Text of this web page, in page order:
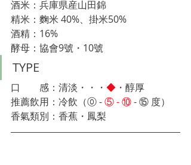
酒米：兵庫県産山田錦
精米：麴米 40%、掛米50%
酒精：16%
酵母： 協會9號・10號
TYPE
口　　感：清淡・・・ ◆ ・醇厚
推薦飲用：冷飲（⓪ -⑤ - ⑩ - ⑮ 度）
香氣類別：香蕉・鳳梨